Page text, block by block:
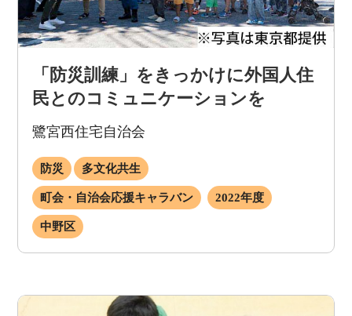
「防災訓練」をきっかけに外国人住
民とのコミュニケーションを
鷺宮西住宅自治会
防災 多文化共生
町会・自治会応援キャラバン 2022年度
中野区